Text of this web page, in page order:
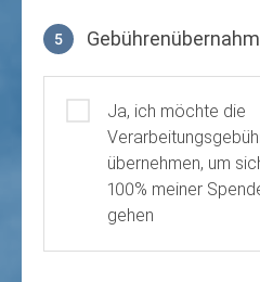
5
Ja, ich möchte die
übernehmen, um
100% meiner
gehen